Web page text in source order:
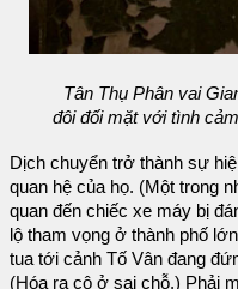
Tân Thụ Phân vai
đôi đối mặt với tình
Dịch chuyển trở thành sự
quan hệ của họ. (Một trong
quan đến chiếc xe máy bị
lộ tham vọng ở thành phố
tua tới cảnh Tố Vân đang
(Hóa ra cô ở sai chỗ.) Phải